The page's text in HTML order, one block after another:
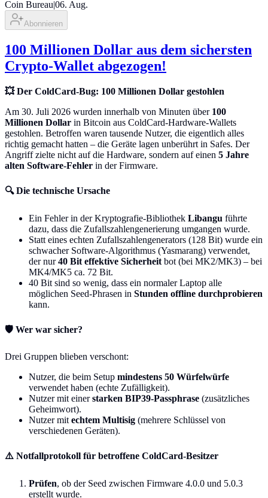
Coin Bureau|06. Aug.
Abonnieren
100 Millionen Dollar aus dem sichersten
Crypto-Wallet abgezogen!
💥 Der ColdCard-Bug: 100 Millionen Dollar gestohlen
Am 30. Juli 2026 wurden innerhalb von Minuten über 100
Millionen Dollar in Bitcoin aus ColdCard-Hardware-Wallets
gestohlen. Betroffen waren tausende Nutzer, die eigentlich alles
richtig gemacht hatten – die Geräte lagen unberührt in Safes. Der
Angriff zielte nicht auf die Hardware, sondern auf einen 5 Jahre
alten Software-Fehler in der Firmware.
🔍 Die technische Ursache
Ein Fehler in der Kryptografie-Bibliothek Libangu führte
dazu, dass die Zufallszahlengenerierung umgangen wurde.
Statt eines echten Zufallszahlengenerators (128 Bit) wurde ein
schwacher Software-Algorithmus (Yasmarang) verwendet,
der nur40 Bit effektive Sicherheit bot (bei MK2/MK3) – bei
MK4/MK5 ca. 72 Bit.
40 Bit sind so wenig, dass ein normaler Laptop alle
möglichen Seed-Phrasen in Stunden offline durchprobieren
kann.
🛡️ Wer war sicher?
Drei Gruppen blieben verschont:
Nutzer, die beim Setup mindestens 50 Würfelwürfe
verwendet haben (echte Zufälligkeit).
Nutzer mit einerstarken BIP39-Passphrase (zusätzliches
Geheimwort).
Nutzer mit echtem Multisig (mehrere Schlüssel von
verschiedenen Geräten).
⚠️ Notfallprotokoll für betroffene ColdCard-Besitzer
Prüfen, ob der Seed zwischen Firmware 4.0.0 und 5.0.3
erstellt wurde.